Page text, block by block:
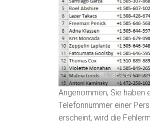
SVERWEIS hat
Angenommen, Sie haben
Telefonnummer einer
erscheint, wird die